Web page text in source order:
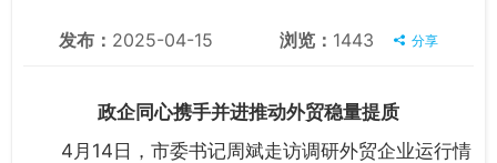
发布： 2025-04-15 浏览： 1443 分享
政企同心携手并进推动外贸稳量提质
4月14日，市委书记周斌走访调研外贸企业运行情